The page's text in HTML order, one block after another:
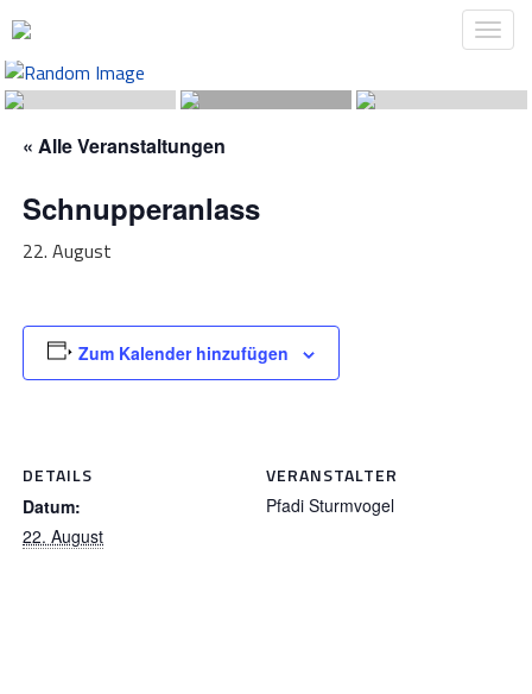
« Alle Veranstaltungen
Schnupperanlass
22. August
Zum Kalender hinzufügen
DETAILS
Datum:
22. August
VERANSTALTER
Pfadi Sturmvogel